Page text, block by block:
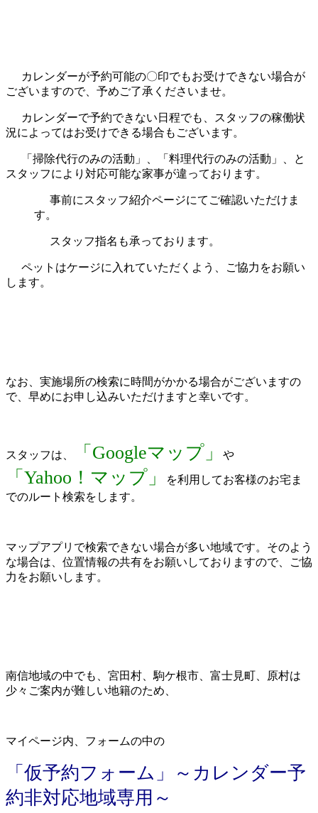
カレンダーが予約可能の〇印でもお受けできない場合が
ございますので、予めご了承くださいませ。
カレンダーで予約できない日程でも、スタッフの稼働状
況によってはお受けできる場合もございます。
「掃除代行のみの活動」、「料理代行のみの活動」、と
スタッフにより対応可能な家事が違っております。
事前にスタッフ紹介ページにてご確認いただけま
す。
スタッフ指名も承っております。
ペットはケージに入れていただくよう、ご協力をお願い
します。
なお、実施場所の検索に時間がかかる場合がございますの
で、早めにお申し込みいただけますと幸いです。
スタッフは、 「Googleマップ」 や
「Yahoo！マップ」
を利用してお客様のお宅ま
でのルート検索をします。
マップアプリで検索できない場合が多い地域です。そのよう
な場合は、位置情報の共有をお願いしておりますので、ご協
力をお願いします。
南信地域の中でも、宮田村、駒ケ根市、富士見町、原村は
少々ご案内が難しい地籍のため、
マイページ内、フォームの中の
「仮予約フォーム」～カレンダー予
約非対応地域専用～